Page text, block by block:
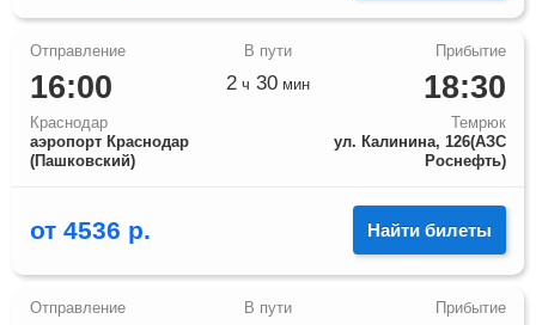
16:00
Краснодар
аэропорт Краснодар
(Пашковский)
18:30
Темрюк
ул. Калинина, 126(АЗС
Роснефть)
2 ч 30 мин
от 4536 р. Найти билеты